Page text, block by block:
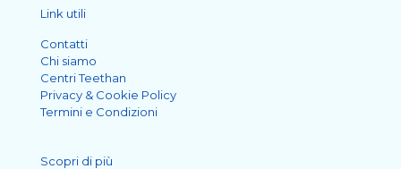
Link utili
Contatti
Chi siamo
Centri Teethan
Privacy & Cookie Policy
Termini e Condizioni
Scopri di più